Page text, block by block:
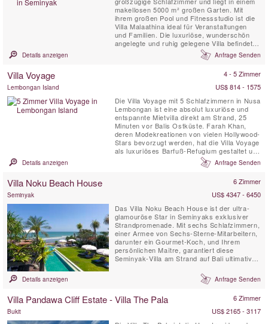
makellosen 5000 m² großen Garten. Mit
ihrem großen Pool und Fitnessstudio ist die
Villa Malaathina ideal für Veranstaltungen
und Familien. Die luxuriöse, wunderschön
angelegte und ruhig gelegene Villa befindet
sich im charmanten Dorf Umalas, nahe
Details anzeigen Anfrage Senden
Villa Voyage 4 - 5 Zimmer
Lembongan Island
US$ 814 - 1575
Die Villa Voyage mit 5 Schlafzimmern in Nusa
Lembongan ist eine absolut luxuriöse und
entspannte Mietvilla direkt am Strand, 25
Minuten vor Balis Ostküste. Farah Khan,
deren Modekreationen von vielen Hollywood-
Stars bevorzugt werden, hat die Villa Voyage
als luxuriöses Barfuß-Refugium gestaltet und
dabei den Charme der alten Welt mit
Kokosnussholzböden, Bambus,
tropischen Inselkulisse nur wenige Meter
vom weißen Sandstrand entfernt ...
Details anzeigen Anfrage Senden
Villa Noku Beach House 6 Zimmer
Seminyak
US$ 4347 - 6450
Das Villa Noku Beach House ist der ultra-
glamouröse Star in Seminyaks exklusiver
Strandpromenade. Mit sechs Schlafzimmern,
einer Armee von Sechs-Sterne-Mitarbeitern,
darunter ein Gourmet-Koch, und Ihrem
persönlichen Maître, garantiert diese
Seminyak-Villa am Strand auf Bali ultimatives
unterhaltsamer Ballen mit Decks und
überdachten Terrassen, ein Spa mit
Gärten und ein fantastischer Tennisplatz am
Details anzeigen Anfrage Senden
Villa Pandawa Cliff Estate - Villa The Pala 6 Zimmer
Bukit
US$ 2165 - 3117